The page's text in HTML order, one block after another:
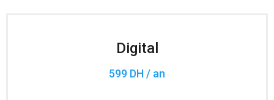
Digital
599 DH / an